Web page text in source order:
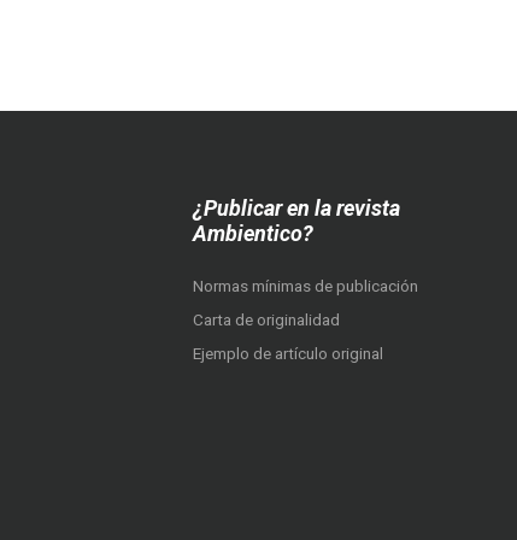
¿Publicar en la revista
Ambientico?
Normas mínimas de publicación
Carta de originalidad
Ejemplo de artículo original